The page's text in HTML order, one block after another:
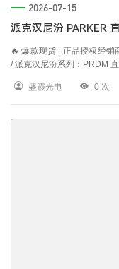
2026-07-15
🔥 爆款现货 | 正品授权经
/ 派克汉尼汾系列：PRDM
段含义本型号参数PRD直动
盛霞光电 0 次